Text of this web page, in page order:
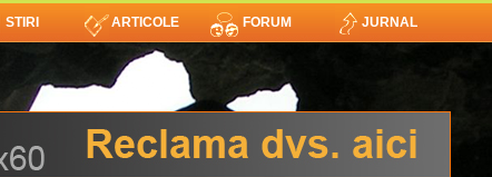
JURNAL
FORUM
ARTICOLE
STIRI